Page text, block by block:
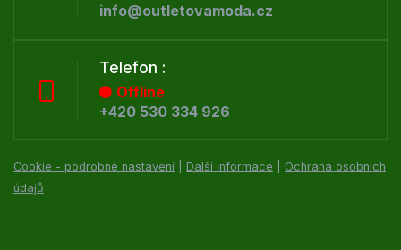
info@outletovamoda.cz
Telefon :
Offline
+420 530 334 926
Cookie - podrobné nastavení Další informace
Ochrana osobních
údajů